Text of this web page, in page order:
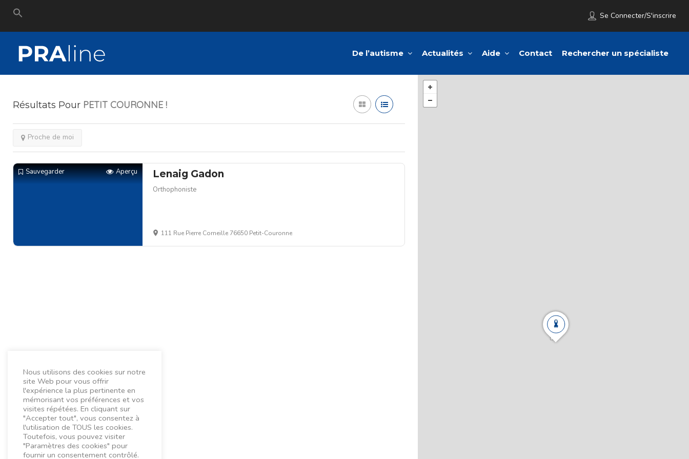
Search Se Connecter/S'inscrire
De l’autisme Actualités Aide Contact Rechercher un spécialiste
Résultats Pour PETIT COURONNE !
Proche de moi
Sauvegarder Aperçu Lenaig Gadon
Orthophoniste
111 Rue Pierre Corneille 76650 Petit-Couronne
Nous utilisons des cookies sur notre
site Web pour vous offrir
l'expérience la plus pertinente en
mémorisant vos préférences et vos
visites répétées. En cliquant sur
"Accepter tout", vous consentez à
l'utilisation de TOUS les cookies.
Toutefois, vous pouvez visiter
"Paramètres des cookies" pour
fournir un consentement contrôlé.